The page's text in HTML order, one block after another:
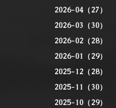
2026-04（27）
2026-03（30）
2026-02（28）
2026-01（29）
2025-12（28）
2025-11（30）
2025-10（29）